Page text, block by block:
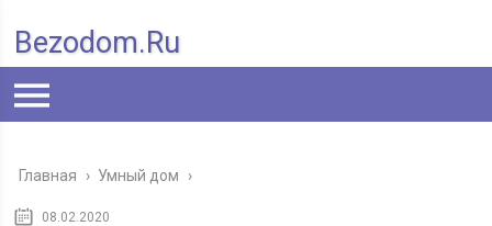
Bezodom.ru
Главная › Умный дом ›
08.02.2020